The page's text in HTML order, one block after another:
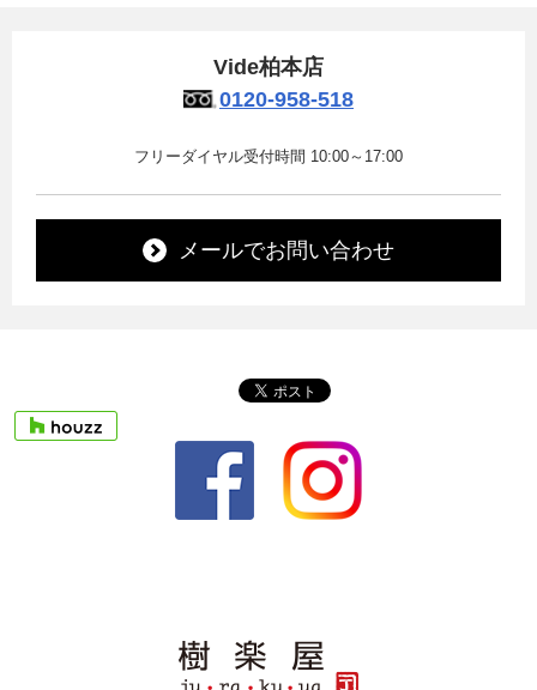
Vide柏本店
0120-958-518
フリーダイヤル受付時間 10:00～17:00
メールでお問い合わせ